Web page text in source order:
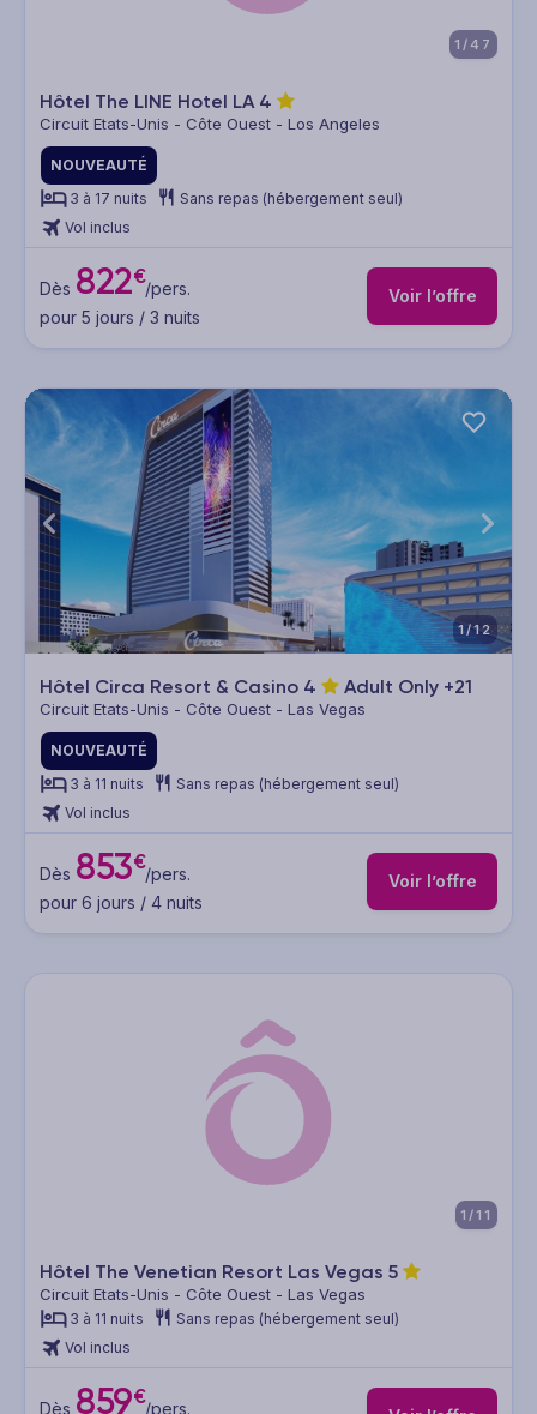
1/47
Hôtel The LINE Hotel LA 4
Circuit Etats-Unis - Côte Ouest - Los Angeles
NOUVEAUTÉ
3 à 17 nuits
Sans repas (hébergement seul)
Vol inclus
Dès 822€/pers.
pour 5 jours / 3 nuits
Voir l’offre
1/12
Hôtel Circa Resort & Casino 4 Adult Only +21
Circuit Etats-Unis - Côte Ouest - Las Vegas
NOUVEAUTÉ
3 à 11 nuits
Sans repas (hébergement seul)
Vol inclus
Dès 853€/pers.
pour 6 jours / 4 nuits
Voir l’offre
1/11
Hôtel The Venetian Resort Las Vegas 5
Circuit Etats-Unis - Côte Ouest - Las Vegas
3 à 11 nuits
Sans repas (hébergement seul)
Vol inclus
Dès 859€/pers.